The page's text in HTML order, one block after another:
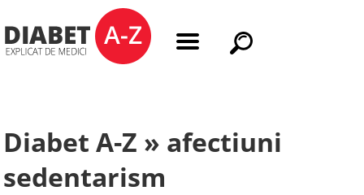
Diabet A-Z » afectiuni
sedentarism